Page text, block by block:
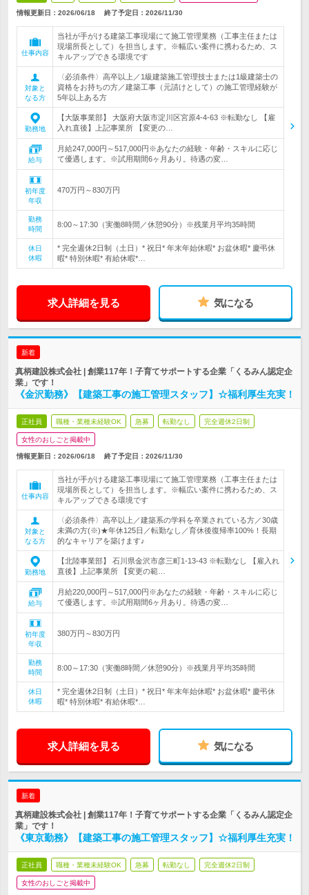
情報更新日：2026/06/18 終了予定日： 2026/11/30
仕事内容
当社が手がける建築工事現場にて施工管理業務（工事主任または
現場所長として）を担当します。※幅広い案件に携わるため、ス
キルアップできる環境です
対象と
なる方
〈必須条件〉高卒以上／1級建築施工管理技士または1級建築士の
資格をお持ちの方／建築工事（元請けとして）の施工管理経験が
5年以上ある方
勤務地
【大阪事業部】 大阪府大阪市淀川区宮原4-4-63 ※転勤なし 【雇
入れ直後】上記事業所 【変更の…
給与
月給247,000円～517,000円※あなたの経験・年齢・スキルに応じ
て優遇します。※試用期間6ヶ月あり。待遇の変…
初年度
年収
470万円～830万円
勤務
時間
8:00～17:30（実働8時間／休憩90分）※残業月平均35時間
休日
休暇
* 完全週休2日制（土日）* 祝日* 年末年始休暇* お盆休暇* 慶弔休
暇* 特別休暇* 有給休暇*…
求人詳細を見る 気になる
新着
真柄建設株式会社 | 創業117年！子育てサポートする企業「くるみん認定企
業」です！
《金沢勤務》【建築工事の施工管理スタッフ】☆福利厚生充実！
正社員 職種・業種未経験OK 急募 転勤なし 完全週休2日制
女性のおしごと掲載中
情報更新日：2026/06/18 終了予定日： 2026/11/30
仕事内容
当社が手がける建築工事現場にて施工管理業務（工事主任または
現場所長として）を担当します。※幅広い案件に携わるため、ス
キルアップできる環境です
対象と
なる方
〈必須条件〉高卒以上／建築系の学科を卒業されている方／30歳
未満の方(※)★年休125日／転勤なし／育休後復帰率100%！長期
的なキャリアを築けます♪
勤務地
【北陸事業部】 石川県金沢市彦三町1-13-43 ※転勤なし 【雇入れ
直後】上記事業所 【変更の範…
給与
月給220,000円～517,000円※あなたの経験・年齢・スキルに応じ
て優遇します。※試用期間6ヶ月あり。待遇の変…
初年度
年収
380万円～830万円
勤務
時間
8:00～17:30（実働8時間／休憩90分）※残業月平均35時間
休日
休暇
* 完全週休2日制（土日）* 祝日* 年末年始休暇* お盆休暇* 慶弔休
暇* 特別休暇* 有給休暇*…
求人詳細を見る 気になる
新着
真柄建設株式会社 | 創業117年！子育てサポートする企業「くるみん認定企
業」です！
《東京勤務》【建築工事の施工管理スタッフ】☆福利厚生充実！
正社員 職種・業種未経験OK 急募 転勤なし 完全週休2日制
女性のおしごと掲載中